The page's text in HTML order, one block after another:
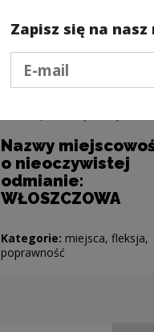
Nazwy
o nieoczywistej
odmianie:
WŁOSZCZOWA
Kategorie: miejsca, fleksja,
poprawność
Zapisz się na